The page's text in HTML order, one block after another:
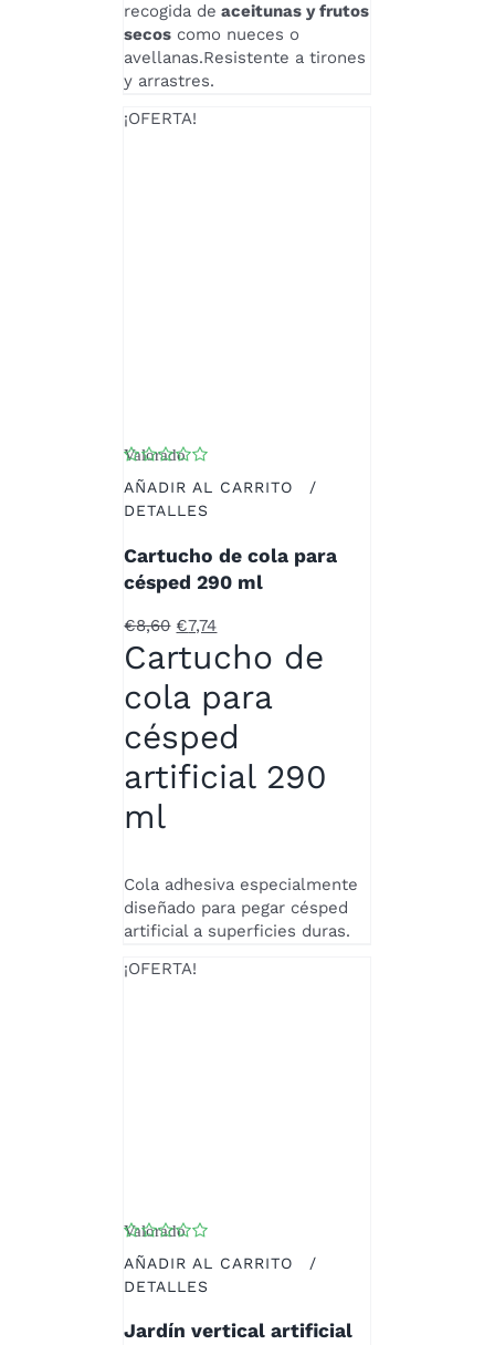
ELEGIR
EN
LA
PÁGINA
PRODUCTO
recogida de aceitunas y frutos
secos como nueces o
avellanas.Resistente a tirones
y arrastres.
¡OFERTA!
Valorado
AÑADIR AL CARRITO
/
DETALLES
Cartucho de cola para
césped 290 ml
€8,60 El
precio
original
era:
€8,60.
€7,74El
precio
actual
es:
Cartucho de
cola para
césped
artificial 290
ml
Cola adhesiva especialmente
diseñado para pegar césped
artificial a superficies duras.
¡OFERTA!
Valorado
AÑADIR AL CARRITO
/
DETALLES
Jardín vertical artificial